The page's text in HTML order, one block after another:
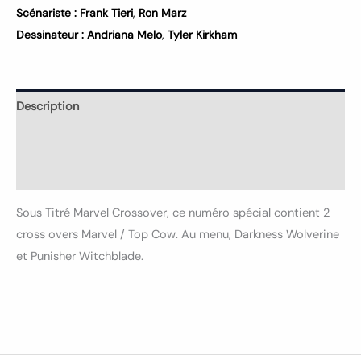
Scénariste : Frank Tieri, Ron Marz
Dessinateur : Andriana Melo, Tyler Kirkham
Description
Sous Titré Marvel Crossover, ce numéro spécial contient 2
cross overs Marvel / Top Cow. Au menu, Darkness Wolverine
et Punisher Witchblade.